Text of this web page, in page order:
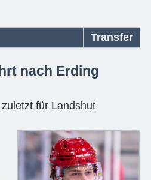
Transfer
nach Erding
für Landshut